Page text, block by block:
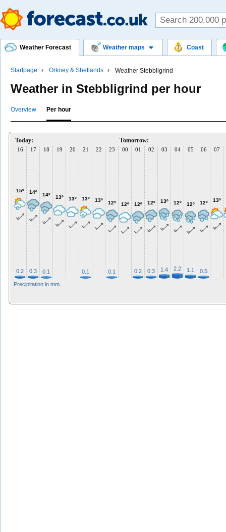
Weather Forecast Weather maps Coast
Startpage Orkney & Shetlands Weather Stebbligrind
Weather in Stebbligrind per hour
Overview Per hour
Today:
16
15º
Precipitation in mm.
0.2
17
14º
0.3
18
14º
0.1
19
13º
20
13º
21
13º
0.1
22
13º
23
12º
0.1
Tomorrow:
00
12º
01
12º
0.2
02
12º
0.3
03
13º
1.4
04
12º
2.2
05
12º
1.1
06
12º
0.5
07
13º